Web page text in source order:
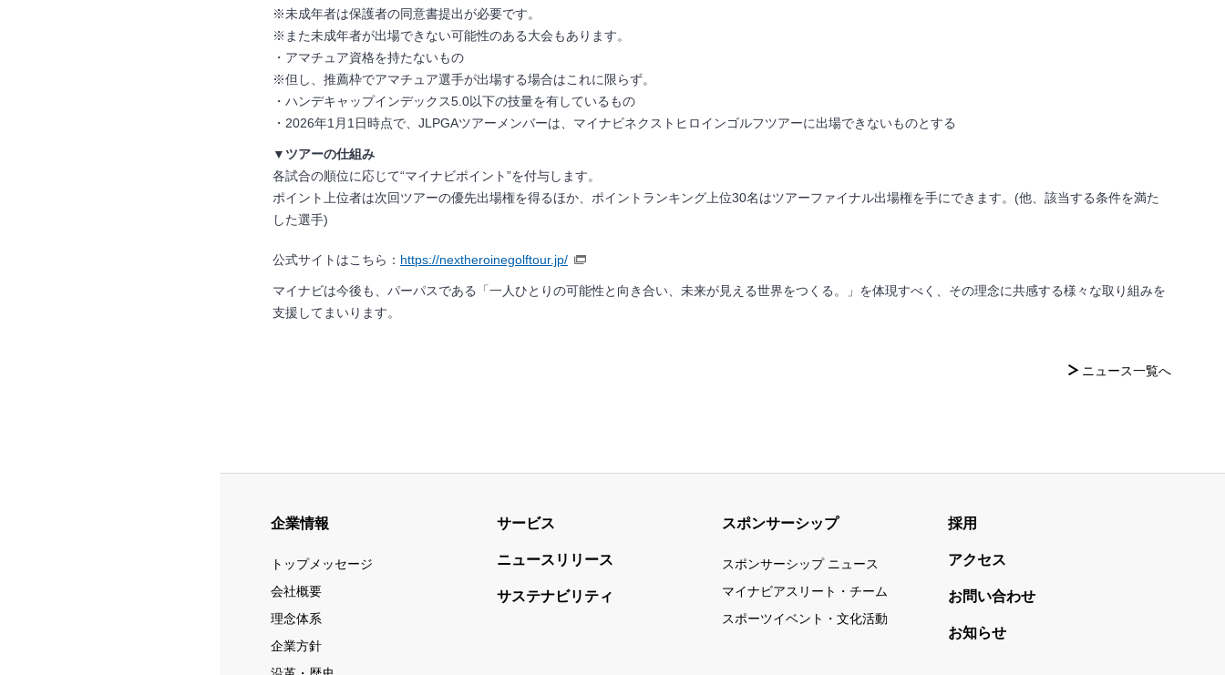
※未成年者は保護者の同意書提出が必要です。
※また未成年者が出場できない可能性のある大会もあります。
・アマチュア資格を持たないもの
※但し、推薦枠でアマチュア選手が出場する場合はこれに限らず。
・ハンデキャップインデックス5.0以下の技量を有しているもの
・ 2026年1 月 1 日時点で、 JLPGAツアーメンバーは、マイナビネクストヒロインゴルフツアーに出場できないものとする
▼ツアーの仕組み
各試合の順位に応じて“マイナビポイント”を付与します。
ポイント上位者は次回ツアーの優先出場権を得るほか、ポイントランキング上位30名はツアーファイナル出場権を手にできます。 (他、該当する条件を満た
した選手)
公式サイトはこちら： https://nextheroinegolftour.jp/
マイナビは今後も、パーパスである「一人ひとりの可能性と向き合い、未来が見える世界をつくる。」を体現すべく、その理念に共感する様々な取り組みを
支援してまいります。
ニュース一覧へ
企業情報
トップメッセージ
会社概要
理念体系
企業方針
サービス
ニュースリリース
サステナビリティ
スポンサーシップ
スポンサーシップ ニュース
マイナビアスリート・チーム
スポーツイベント・文化活動
採用
アクセス
お問い合わせ
お知らせ